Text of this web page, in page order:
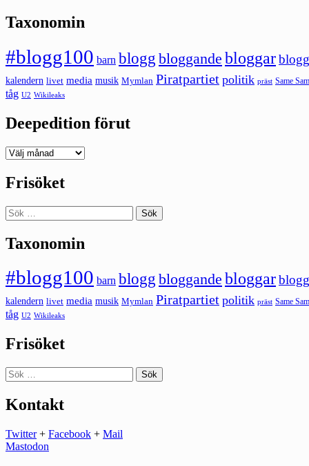
Taxonomin
#blogg100 barn blogg bloggande bloggar
kalendern livet media musik Mymlan Piratpartiet politik präst Same
tåg U2 Wikileaks
Deepedition förut
Deepedition
Frisöket
Sök
efter:
Taxonomin
#blogg100 barn blogg bloggande bloggar
kalendern livet media musik Mymlan Piratpartiet politik präst Same
tåg U2 Wikileaks
Frisöket
Sök
efter:
Kontakt
Twitter+ Facebook + Mail
Mastodon